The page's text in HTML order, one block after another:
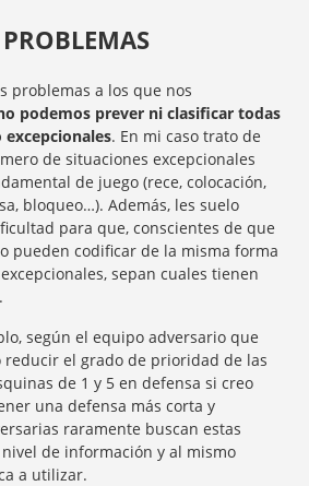
problemas a los que nos
podemos prever ni clasificar todas
excepcionales. En mi caso trato de
de situaciones excepcionales
de juego (rece, colocación,
bloqueo…). Además, les suelo
para que, conscientes de que
pueden codificar de la misma forma
sepan cuales tienen
según el equipo adversario que
el grado de prioridad de las
de 1 y 5 en defensa si creo
una defensa más corta y
raramente buscan estas
de información y al mismo
a utilizar.